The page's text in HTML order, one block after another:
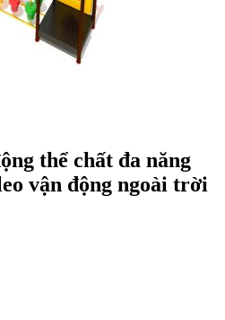
thể chất đa năng
vận động ngoài trời